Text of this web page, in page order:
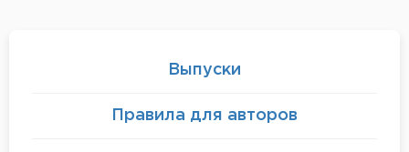
Выпуски
Правила для авторов